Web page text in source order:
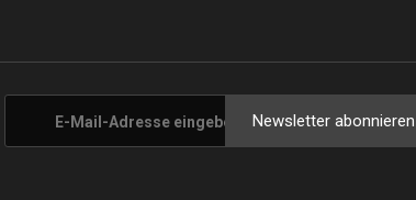
Newsletter abonnieren